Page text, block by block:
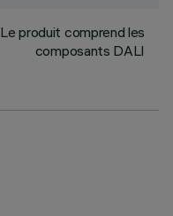
Le produit comprend les
composants DALI